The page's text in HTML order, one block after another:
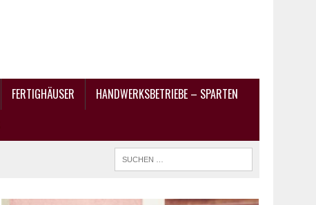
FERTIGHÄUSER
HANDWERKSBETRIEBE – SPARTEN